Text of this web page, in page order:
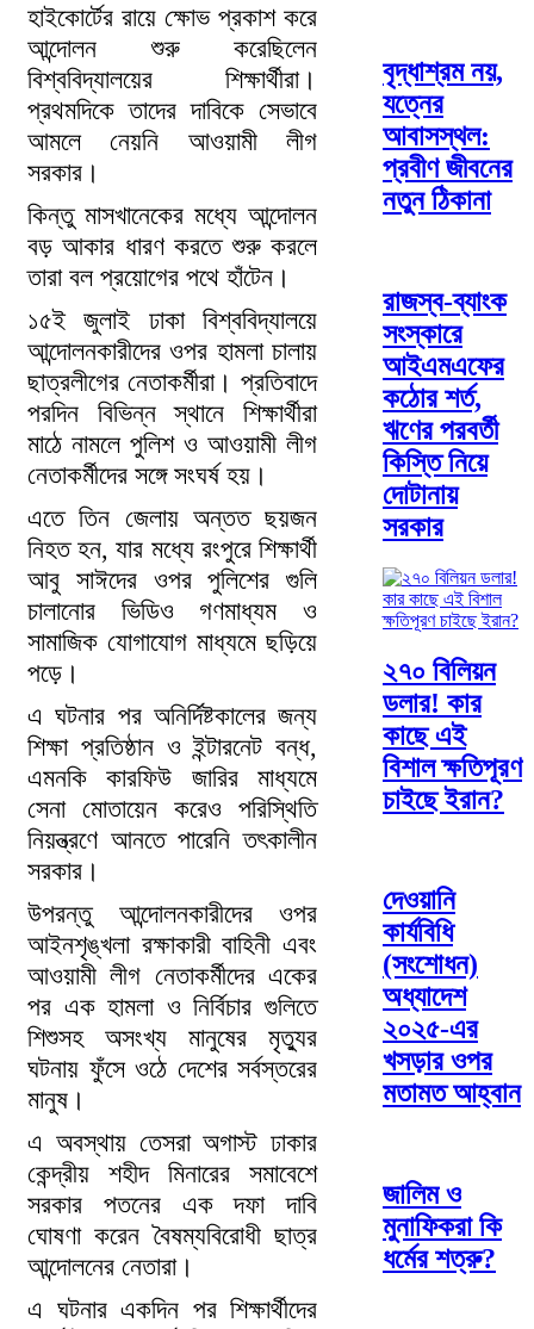
হাইকোর্টের রায়ে ক্ষোভ প্রকাশ করে
আন্দোলন শুরু করেছিলেন
বিশ্ববিদ্যালয়ের শিক্ষার্থীরা।
প্রথমদিকে তাদের দাবিকে সেভাবে
আমলে নেয়নি আওয়ামী লীগ
সরকার।
কিন্তু মাসখানেকের মধ্যে আন্দোলন
বড় আকার ধারণ করতে শুরু করলে
তারা বল প্রয়োগের পথে হাঁটেন।
১৫ই জুলাই ঢাকা বিশ্ববিদ্যালয়ে
আন্দোলনকারীদের ওপর হামলা চালায়
ছাত্রলীগের নেতাকর্মীরা। প্রতিবাদে
পরদিন বিভিন্ন স্থানে শিক্ষার্থীরা
মাঠে নামলে পুলিশ ও আওয়ামী লীগ
নেতাকর্মীদের সঙ্গে সংঘর্ষ হয়।
এতে তিন জেলায় অন্তত ছয়জন
নিহত হন, যার মধ্যে রংপুরে শিক্ষার্থী
আবু সাঈদের ওপর পুলিশের গুলি
চালানোর ভিডিও গণমাধ্যম ও
সামাজিক যোগাযোগ মাধ্যমে ছড়িয়ে
পড়ে।
এ ঘটনার পর অনির্দিষ্টকালের জন্য
শিক্ষা প্রতিষ্ঠান ও ইন্টারনেট বন্ধ,
এমনকি কারফিউ জারির মাধ্যমে
সেনা মোতায়েন করেও পরিস্থিতি
নিয়ন্ত্রণে আনতে পারেনি তৎকালীন
সরকার।
উপরন্তু আন্দোলনকারীদের ওপর
আইনশৃঙ্খলা রক্ষাকারী বাহিনী এবং
আওয়ামী লীগ নেতাকর্মীদের একের
পর এক হামলা ও নির্বিচার গুলিতে
শিশুসহ অসংখ্য মানুষের মৃত্যুর
ঘটনায় ফুঁসে ওঠে দেশের সর্বস্তরের
মানুষ।
এ অবস্থায় তেসরা অগাস্ট ঢাকার
কেন্দ্রীয় শহীদ মিনারের সমাবেশে
সরকার পতনের এক দফা দাবি
ঘোষণা করেন বৈষম্যবিরোধী ছাত্র
আন্দোলনের নেতারা।
এ ঘটনার একদিন পর শিক্ষার্থীদের
বৃদ্ধাশ্রম নয়,
যত্নের
আবাসস্থল:
প্রবীণ জীবনের
নতুন ঠিকানা
রাজস্ব-ব্যাংক
সংস্কারে
আইএমএফের
কঠোর শর্ত,
ঋণের পরবর্তী
কিস্তি নিয়ে
দোটানায়
সরকার
২৭০ বিলিয়ন
ডলার! কার
কাছে এই
বিশাল ক্ষতিপূরণ
চাইছে ইরান?
দেওয়ানি
কার্যবিধি
(সংশোধন)
অধ্যাদেশ
২০২৫-এর
খসড়ার ওপর
মতামত আহ্বান
জালিম ও
মুনাফিকরা কি
ধর্মের শত্রু?